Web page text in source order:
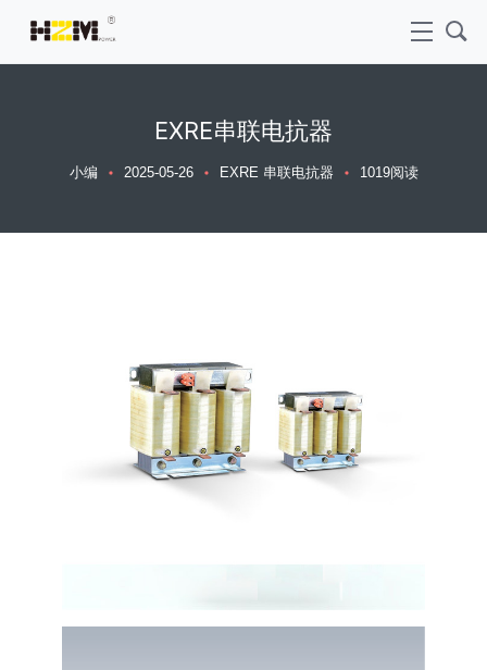
EXRE串联电抗器
小编 2025-05-26 EXRE 串联电抗器 1019阅读